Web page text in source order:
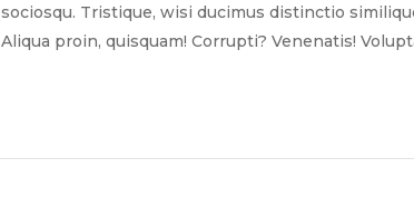
sociosqu. Tristique, wisi ducimus distinctio
Aliqua proin, quisquam! Corrupti? Venenatis!